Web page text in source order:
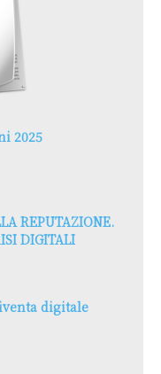
2025
REPUTAZIONE.
DIGITALI
digitale